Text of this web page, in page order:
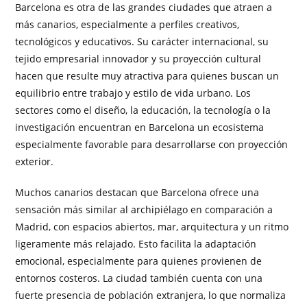
Barcelona es otra de las grandes ciudades que atraen a
más canarios, especialmente a perfiles creativos,
tecnológicos y educativos. Su carácter internacional, su
tejido empresarial innovador y su proyección cultural
hacen que resulte muy atractiva para quienes buscan un
equilibrio entre trabajo y estilo de vida urbano. Los
sectores como el diseño, la educación, la tecnología o la
investigación encuentran en Barcelona un ecosistema
especialmente favorable para desarrollarse con proyección
exterior.
Muchos canarios destacan que Barcelona ofrece una
sensación más similar al archipiélago en comparación a
Madrid, con espacios abiertos, mar, arquitectura y un ritmo
ligeramente más relajado. Esto facilita la adaptación
emocional, especialmente para quienes provienen de
entornos costeros. La ciudad también cuenta con una
fuerte presencia de población extranjera, lo que normaliza